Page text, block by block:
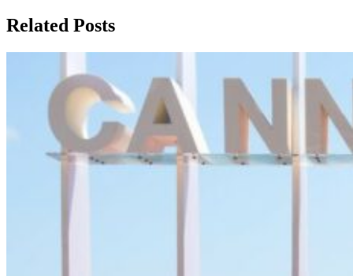
Related Posts